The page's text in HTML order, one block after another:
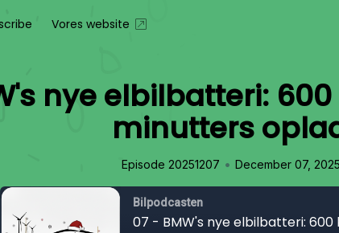
Vores website
nye elbilbatteri:
minutters
Episode 20251207 • December 07, 2025
Bilpodcasten